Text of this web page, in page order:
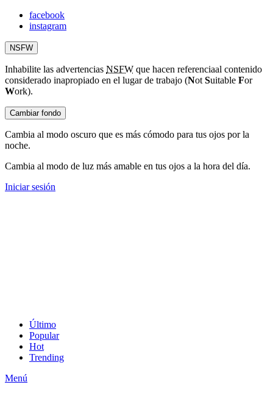
facebook
instagram
NSFW
Inhabilite las advertencias NSFW que hacen referenciaal contenido
considerado inapropiado en el lugar de trabajo (Not Suitable For
Work).
Cambiar fondo
Cambia al modo oscuro que es más cómodo para tus ojos por la
noche.
Cambia al modo de luz más amable en tus ojos a la hora del día.
Iniciar sesión
Último
Popular
Hot
Trending
Menú